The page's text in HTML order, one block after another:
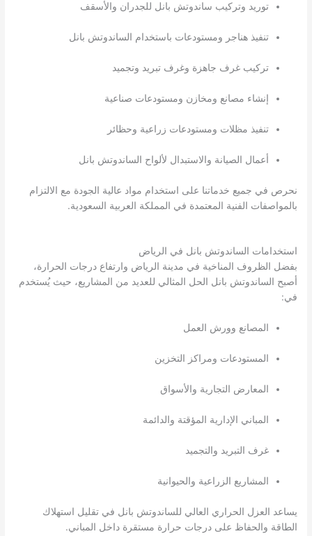
توريد وتركيب ساندوتش بانل للجدران والأسقف
تنفيذ هناجر ومستودعات باستخدام الساندوتش بانل
تركيب غرف جاهزة وغرف تبريد وتجميد
إنشاء مصانع ومخازن ومستودعات صناعية
تنفيذ مظلات ومستودعات زراعية وحظائر
أعمال الصيانة والاستبدال لألواح الساندوتش بانل
نحرص في جميع خدماتنا على استخدام مواد عالية الجودة مع الالتزام
بالمواصفات الفنية المعتمدة في المملكة العربية السعودية.
استخدامات الساندوتش بانل في الرياض
بفضل الظروف المناخية في مدينة الرياض وارتفاع درجات الحرارة،
أصبح الساندوتش بانل الحل المثالي للعديد من المشاريع، حيث يُستخدم
في:
المصانع وورش العمل
المستودعات ومراكز التخزين
المعارض التجارية والأسواق
المباني الإدارية المؤقتة والدائمة
غرف التبريد والتجميد
المشاريع الزراعية والحيوانية
يساعد العزل الحراري العالي للساندوتش بانل في تقليل استهلاك
الطاقة والحفاظ على درجات حرارة مستقرة داخل المباني.